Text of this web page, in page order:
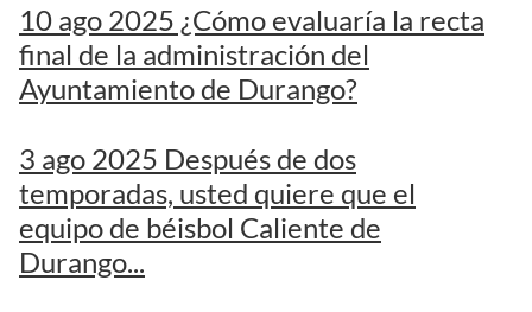
10 ago 2025 ¿Cómo evaluaría la recta
final de la administración del
Ayuntamiento de Durango?
3 ago 2025 Después de dos
temporadas, usted quiere que el
equipo de béisbol Caliente de
Durango...